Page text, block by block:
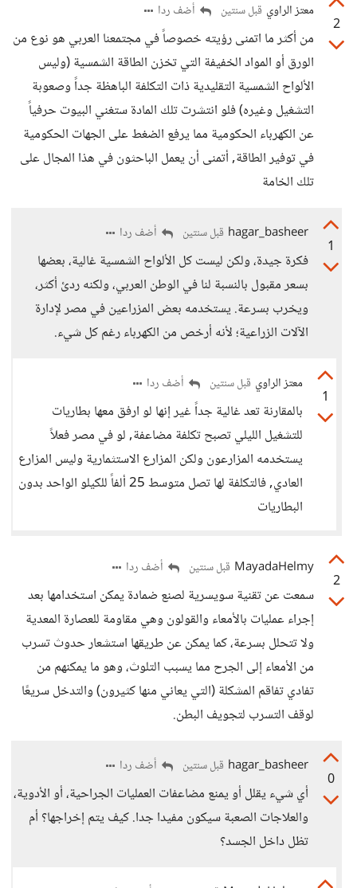
2
معتز الراوي قبل سنتين أضف ردا
من أكثر ما اتمنى رؤيته خصوصاً في مجتمعنا العربي هو نوع من
الورق أو المواد الخفيفة التي تخزن الطاقة الشمسية (وليس
الألواح الشمسية التقليدية ذات التكلفة الباهظة جداً وصعوبة
التشغيل وغيره) فلو انتشرت تلك المادة ستغني البيوت حرفياً
عن الكهرباء الحكومية مما يرفع الضغط على الجهات الحكومية
في توفير الطاقة, أتمنى أن يعمل الباحثون في هذا المجال على
تلك الخامة
1
hagar_basheer قبل سنتين أضف ردا
فكرة جيدة، ولكن ليست كل الألواح الشمسية غالية، بعضها
بسعر مقبول بالنسبة لنا في الوطن العربي، ولكنه ردئ أكثر،
ويخرب بسرعة. يستخدمه بعض المزراعين في مصر لإدارة
الآلات الزراعية؛ لأنه أرخص من الكهرباء رغم كل شيء.
1
معتز الراوي قبل سنتين أضف ردا
بالمقارنة تعد غالية جداً غير إنها لو ارفق معها بطاريات
للتشغيل الليلي تصبح تكلفة مضاعفة, لو في مصر فعلاً
يستخدمه المزارعون ولكن المزارع الاستثمارية وليس المزارع
العادي, فالتكلفة لها تصل متوسط 25 ألفاً للكيلو الواحد بدون
البطاريات
2
MayadaHelmy قبل سنتين أضف ردا
سمعت عن تقنية سويسرية لصنع ضمادة يمكن استخدامها بعد
إجراء عمليات بالأمعاء والقولون وهي مقاومة للعصارة المعدية
ولا تتحلل بسرعة، كما يمكن عن طريقها استشعار حدوث تسرب
من الأمعاء إلى الجرح مما يسبب التلوث، وهو ما يمكنهم من
تفادي تفاقم المشكلة (التي يعاني منها كثيرون) والتدخل سريعًا
لوقف التسرب لتجويف البطن.
0
hagar_basheer قبل سنتين أضف ردا
أي شيء يقلل أو يمنع مضاعفات العمليات الجراحية، أو الأدوية،
والعلاجات الصعبة سيكون مفيدا جدا. كيف يتم إخراجها؟ أم
تظل داخل الجسد؟